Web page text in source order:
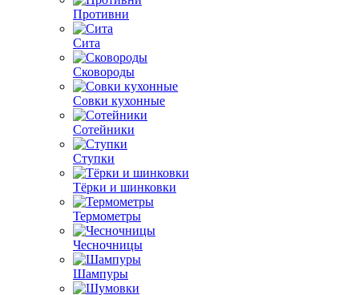
Противни
Сита
Сковороды
Совки кухонные
Сотейники
Ступки
Тёрки и шинковки
Термометры
Чесночницы
Шампуры